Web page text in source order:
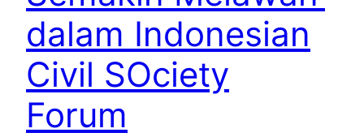
dalam Indonesian
Civil SOciety
Forum